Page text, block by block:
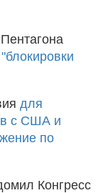
для
с США и
по
Конгресс